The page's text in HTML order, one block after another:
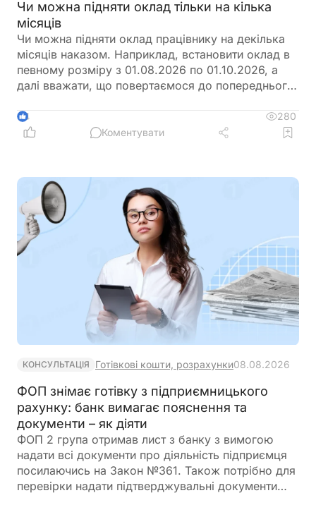
Чи можна підняти оклад тільки на кілька
місяців
Чи можна підняти оклад працівнику на декілька
місяців наказом. Наприклад, встановити оклад в
певному розміру з 01.08.2026 по 01.10.2026, а
далі вважати, що повертаємося до попереднього
4
280
Коментувати
КОНСУЛЬТАЦІЯ Готівкові кошти, розрахунки08.08.2026
ФОП знімає готівку з підприємницького
рахунку: банк вимагає пояснення та
документи – як діяти
ФОП 2 група отримав лист з банку з вимогою
надати всі документи про діяльність підприємця
посилаючись на Закон №361. Також потрібно для
перевірки надати підтверджувальні документи